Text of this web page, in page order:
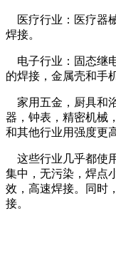
医疗行业：医疗器
焊接。
电子行业：固态继
的焊接，金属壳和手
家用五金，厨具和
器，钟表，精密机械
和其他行业用强度更
这些行业几乎都使
集中，无污染，焊点
效，高速焊接。同时
接。